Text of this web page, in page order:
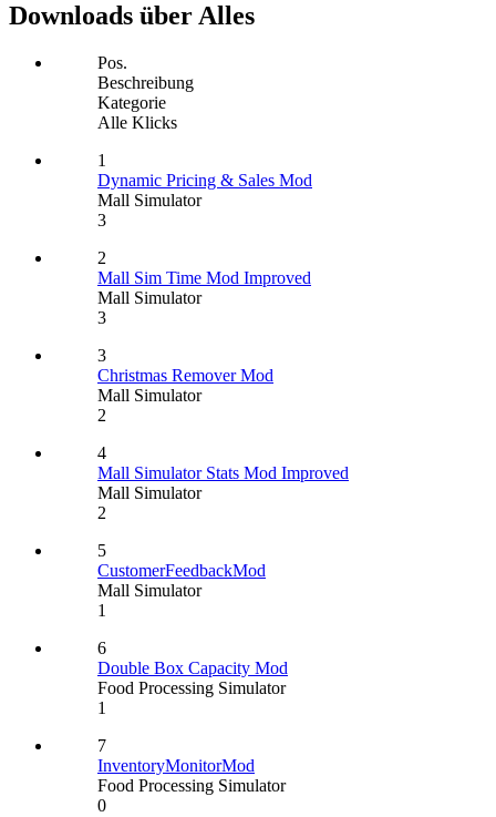
Downloads über Alles
Pos.
Beschreibung
Kategorie
Alle Klicks
1
Dynamic Pricing & Sales Mod
Mall Simulator
3
2
Mall Sim Time Mod Improved
Mall Simulator
3
3
Christmas Remover Mod
Mall Simulator
2
4
Mall Simulator Stats Mod Improved
Mall Simulator
2
5
CustomerFeedbackMod
Mall Simulator
1
6
Double Box Capacity Mod
Food Processing Simulator
1
7
InventoryMonitorMod
Food Processing Simulator
0